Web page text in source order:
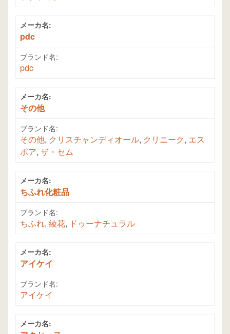
メーカ名:
pdc
ブランド名:
pdc
メーカ名:
その他
ブランド名:
その他, クリスチャンディオール, クリニーク, エス
ポア, ザ・セム
メーカ名:
ちふれ化粧品
ブランド名:
ちふれ, 綾花, ドゥーナチュラル
メーカ名:
アイケイ
ブランド名:
アイケイ
メーカ名: